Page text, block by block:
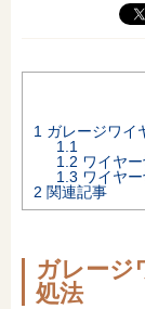
1 ガレージワイ
1.1
1.2 ワイヤー
1.3 ワイヤー
2 関連記事
ガレージ
処法